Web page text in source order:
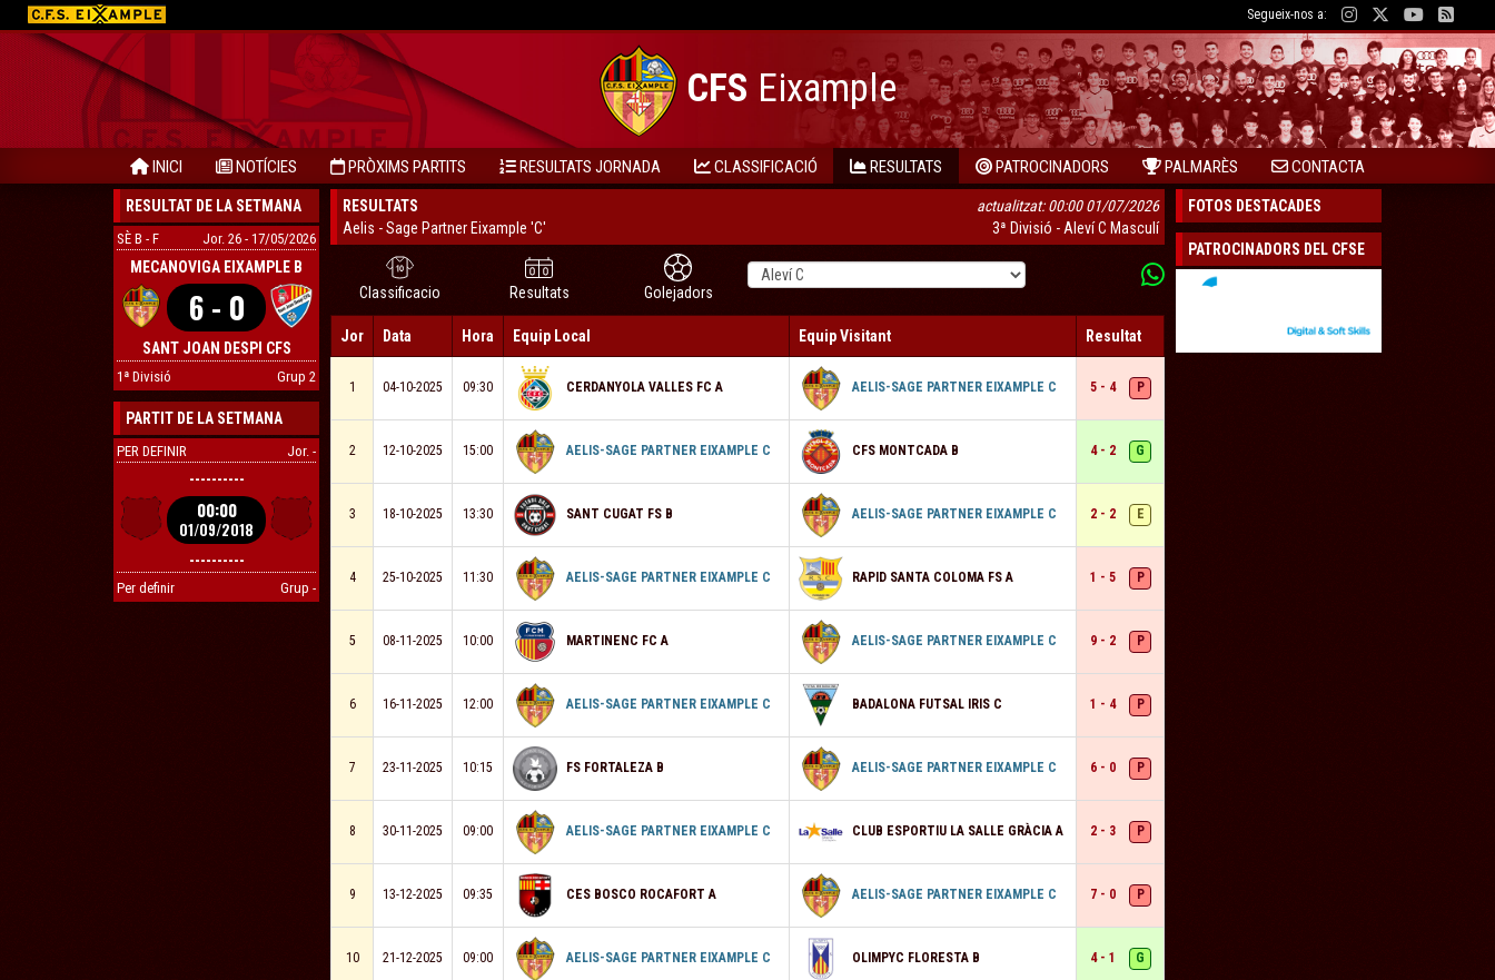
Segueix-nos a:
CFS Eixample
INICI NOTÍCIES PRÒXIMS PARTITS RESULTATS JORNADA CLASSIFICACIÓ RESULTATS PATROCINADORS PALMARÈS CONTACTA
RESULTAT DE LA SETMANA
SÈ B - F Jor. 26 - 17/05/2026
MECANOVIGA EIXAMPLE B
6 - 0
SANT JOAN DESPI CFS
1ª Divisió Grup 2
PARTIT DE LA SETMANA
PER DEFINIR Jor. -
----------
00:00
01/09/2018
----------
Per definir Grup -
RESULTATS
actualitzat: 00:00 01/07/2026
Aelis - Sage Partner Eixample 'C'
3ª Divisió - Aleví C Masculí
Classificacio Resultats Golejadors
Jor Data Hora Equip Local Equip Visitant Resultat
1 04-10-2025 09:30 CERDANYOLA VALLES FC A AELIS-SAGE PARTNER EIXAMPLE C 5 - 4 P
2 12-10-2025 15:00 AELIS-SAGE PARTNER EIXAMPLE C CFS MONTCADA B 4 - 2 G
3 18-10-2025 13:30 SANT CUGAT FS B AELIS-SAGE PARTNER EIXAMPLE C 2 - 2 E
4 25-10-2025 11:30 AELIS-SAGE PARTNER EIXAMPLE C RAPID SANTA COLOMA FS A 1 - 5 P
5 08-11-2025 10:00 MARTINENC FC A AELIS-SAGE PARTNER EIXAMPLE C 9 - 2 P
6 16-11-2025 12:00 AELIS-SAGE PARTNER EIXAMPLE C BADALONA FUTSAL IRIS C 1 - 4 P
7 23-11-2025 10:15 FS FORTALEZA B AELIS-SAGE PARTNER EIXAMPLE C 6 - 0 P
8 30-11-2025 09:00 AELIS-SAGE PARTNER EIXAMPLE C CLUB ESPORTIU LA SALLE GRÀCIA A 2 - 3 P
9 13-12-2025 09:35 CES BOSCO ROCAFORT A AELIS-SAGE PARTNER EIXAMPLE C 7 - 0 P
10 21-12-2025 09:00 AELIS-SAGE PARTNER EIXAMPLE C OLIMPYC FLORESTA B 4 - 1 G
FOTOS DESTACADES
PATROCINADORS DEL CFSE